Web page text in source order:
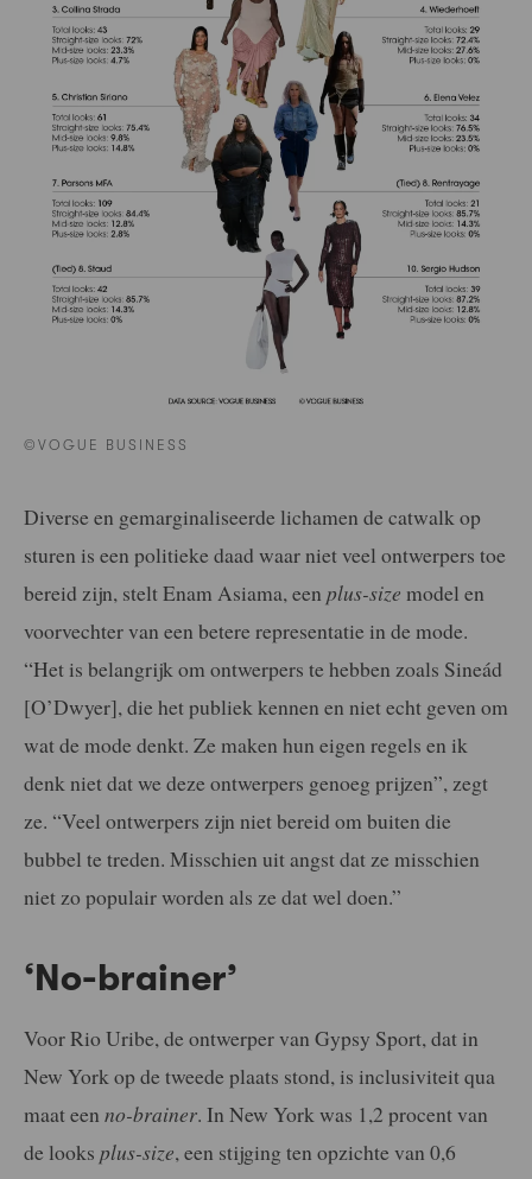
©VOGUE BUSINESS
Diverse en gemarginaliseerde lichamen de catwalk op
sturen is een politieke daad waar niet veel ontwerpers toe
bereid zijn, stelt Enam Asiama, een plus-size model en
voorvechter van een betere representatie in de mode.
“Het is belangrijk om ontwerpers te hebben zoals Sineád
[O’Dwyer], die het publiek kennen en niet echt geven om
wat de mode denkt. Ze maken hun eigen regels en ik
denk niet dat we deze ontwerpers genoeg prijzen”, zegt
ze. “Veel ontwerpers zijn niet bereid om buiten die
bubbel te treden. Misschien uit angst dat ze misschien
niet zo populair worden als ze dat wel doen.”
‘No-brainer’
Voor Rio Uribe, de ontwerper van Gypsy Sport, dat in
New York op de tweede plaats stond, is inclusiviteit qua
maat een no-brainer. In New York was 1,2 procent van
de looks plus-size, een stijging ten opzichte van 0,6